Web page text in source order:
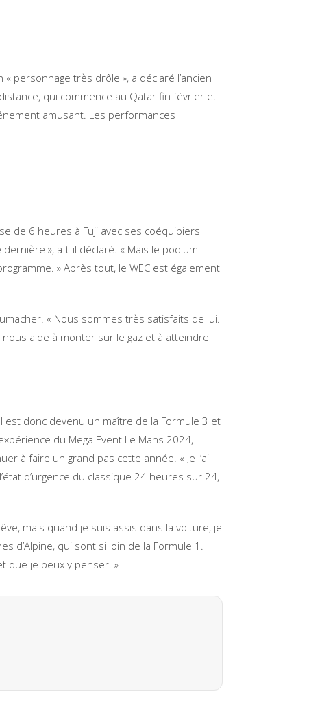
personnage très drôle », a déclaré l’ancien
qui commence au Qatar fin février et
amusant. Les performances
de 6 heures à Fuji avec ses coéquipiers
», a-t-il déclaré. « Mais le podium
» Après tout, le WEC est également
« Nous sommes très satisfaits de lui.
aide à monter sur le gaz et à atteindre
est donc devenu un maître de la Formule 3 et
du Mega Event Le Mans 2024,
à faire un grand pas cette année. « Je l’ai
d’urgence du classique 24 heures sur 24,
mais quand je suis assis dans la voiture, je
d’Alpine, qui sont si loin de la Formule 1.
que je peux y penser. »